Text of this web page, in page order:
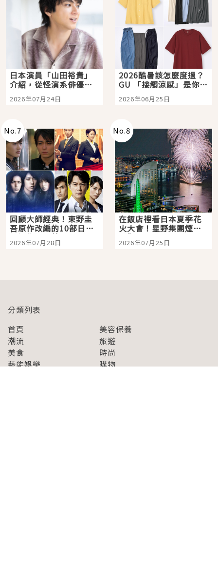
日本演員「山田裕貴」
介紹，從怪演系俳優走
向國民級日劇主角
2026年07月24日
2026酷暑該怎麼度過？
GU 「接觸涼感」是你的
夏日救星
2026年06月25日
No.7
回顧大師經典！東野圭
吾原作改編的10部日本
影視作品推薦
2026年07月28日
No.8
在飯店裡看日本夏季花
火大會！星野集團煙火
景觀飯店6選，讓你不用
人擠人悠閒欣賞
2026年07月25日
分類列表
首頁
美容保養
潮流
旅遊
美食
時尚
藝能娛樂
購物